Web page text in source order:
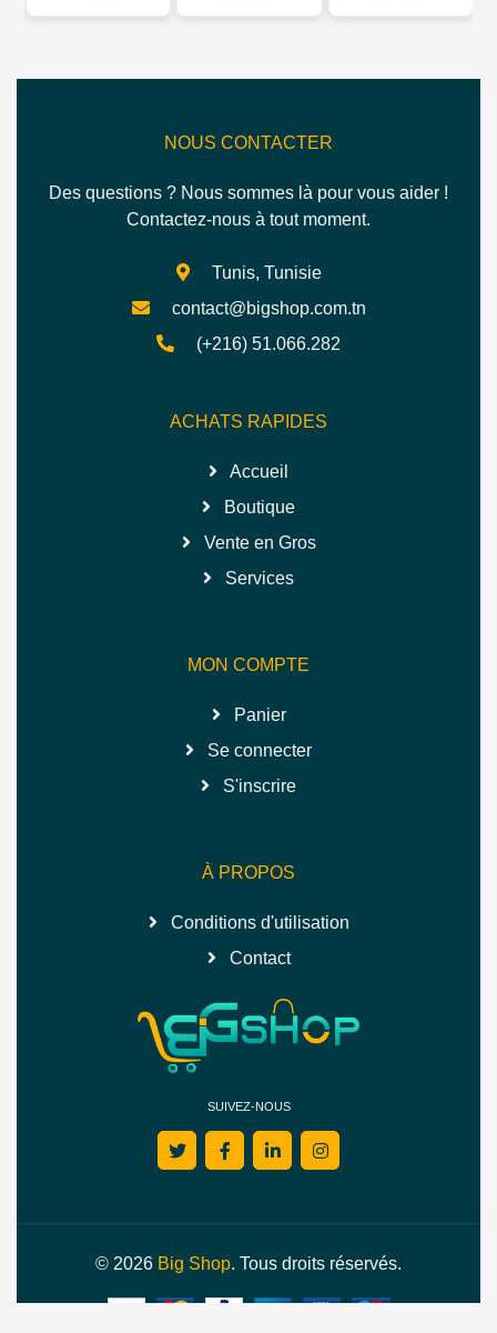
NOUS CONTACTER
Des questions ? Nous sommes là pour vous aider !
Contactez-nous à tout moment.
Tunis, Tunisie
contact@bigshop.com.tn
(+216) 51.066.282
ACHATS RAPIDES
Accueil
Boutique
Vente en Gros
Services
MON COMPTE
Panier
Se connecter
S'inscrire
À PROPOS
Conditions d'utilisation
Contact
SUIVEZ-NOUS
© 2026 Big Shop. Tous droits réservés.